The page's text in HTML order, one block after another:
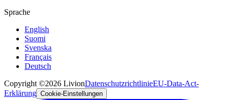
Sprache
English
Suomi
Svenska
Français
Deutsch
Copyright ©2026 LivionDatenschutzrichtlinieEU-Data-Act-
Erklärung Cookie-Einstellungen